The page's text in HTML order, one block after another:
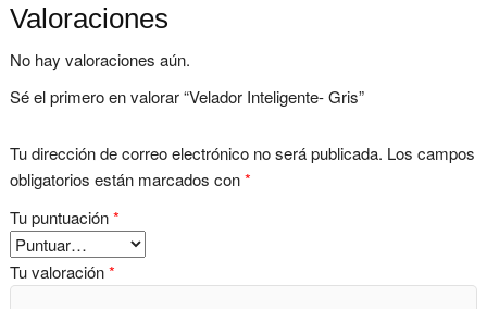
Valoraciones
No hay valoraciones aún.
Sé el primero en valorar “Velador Inteligente- Gris”
Tu dirección de correo electrónico no será publicada. Los campos
obligatorios están marcados con*
Tu puntuación*
Tu valoración*